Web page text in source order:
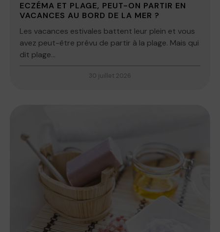
ECZÉMA ET PLAGE, PEUT-ON PARTIR EN
VACANCES AU BORD DE LA MER ?
Les vacances estivales battent leur plein et vous
avez peut-être prévu de partir à la plage. Mais qui
dit plage...
30 juillet 2026